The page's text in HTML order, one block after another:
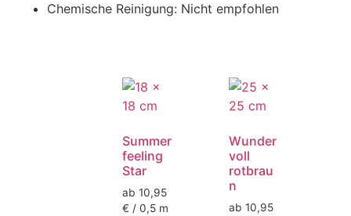
Chemische Reinigung: Nicht empfohlen
Summer
feeling
Star
ab 10,95
€ / 0,5 m
Wunder
voll
rotbrau
n
ab 10,95